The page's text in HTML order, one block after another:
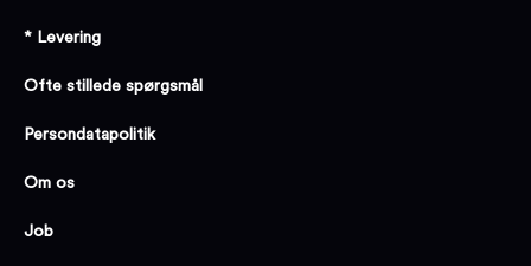
* Levering
Ofte stillede spørgsmål
Persondatapolitik
Om os
Job